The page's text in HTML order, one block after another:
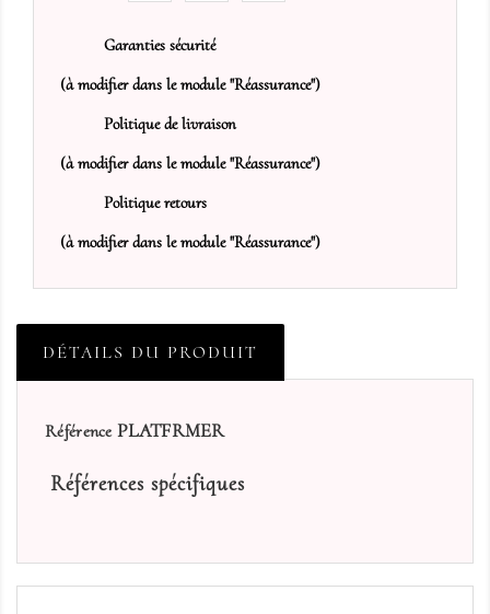
Garanties sécurité
(à modifier dans le module "Réassurance")
Politique de livraison
(à modifier dans le module "Réassurance")
Politique retours
(à modifier dans le module "Réassurance")
DÉTAILS DU PRODUIT
Référence PLATFRMER
Références spécifiques